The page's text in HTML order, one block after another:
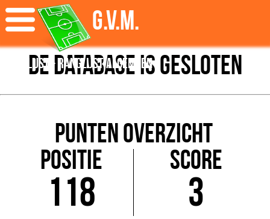
G.V.M.
Ranglijst - Ranglijst algemeen
De database is gesloten
Punten overzicht
Positie
Score
118 3